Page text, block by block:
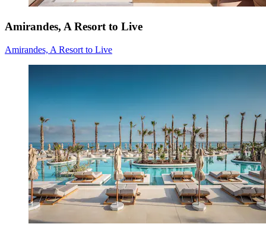
Amirandes, A Resort to Live
Amirandes, A Resort to Live